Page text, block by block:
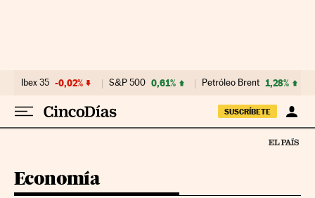
Ibex 35 -0,02% S&P 500 0,61% Petróleo Brent 1,28%
SUSCRÍBETE
Economía